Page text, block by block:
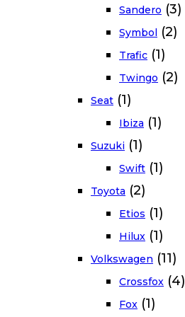
Sandero (3)
Symbol (2)
Trafic (1)
Twingo (2)
Seat (1)
Ibiza (1)
Suzuki (1)
Swift (1)
Toyota (2)
Etios (1)
Hilux (1)
Volkswagen (11)
Crossfox (4)
Fox (1)